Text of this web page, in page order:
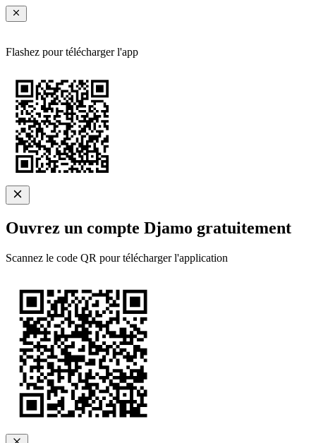
Flashez pour télécharger l'app
Ouvrez un compte Djamo gratuitement
Scannez le code QR pour télécharger l'application